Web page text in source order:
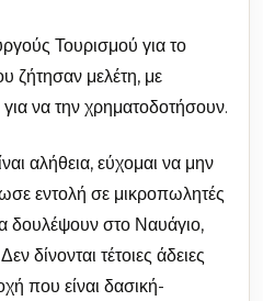
Τουρισμού για το
ζήτησαν μελέτη, με
να την χρηματοδοτήσουν.
αλήθεια, εύχομαι να μην
εντολή σε μικροπωλητές
δουλέψουν στο Ναυάγιο,
δίνονται τέτοιες άδειες
που είναι δασική-